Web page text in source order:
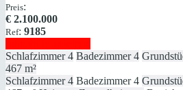
Preis:
€ 2.100.000
Ref: 9185
Schlafzimmer 4 Badezimmer 4
467 m²
Schlafzimmer 4 Badezimmer 4